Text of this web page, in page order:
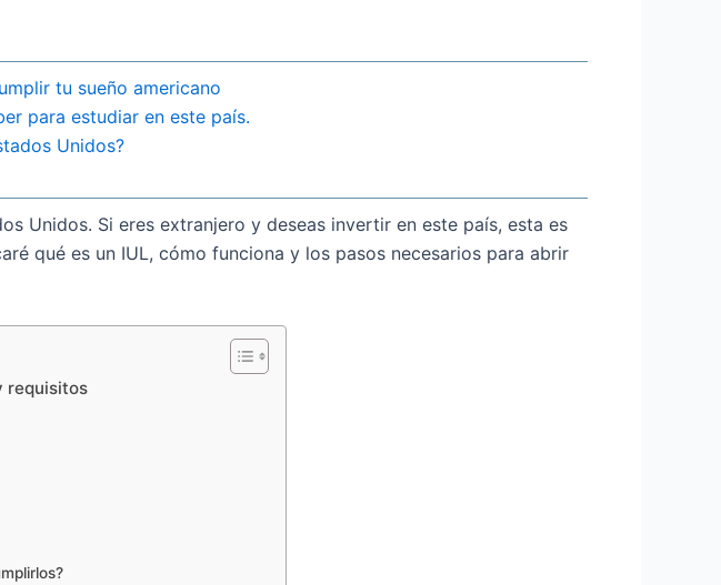
tu sueño americano
para estudiar en este país.
Unidos?
Unidos. Si eres extranjero y deseas invertir en este país, esta es
qué es un IUL, cómo funciona y los pasos necesarios para abrir
requisitos